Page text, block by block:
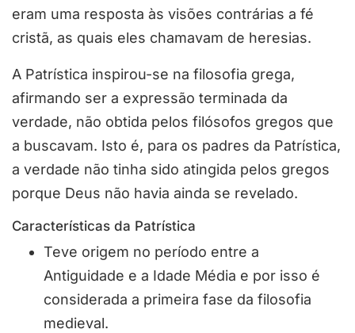
eram uma resposta às visões contrárias a fé
cristã, as quais eles chamavam de heresias.
A Patrística inspirou-se na filosofia grega,
afirmando ser a expressão terminada da
verdade, não obtida pelos filósofos gregos que
a buscavam. Isto é, para os padres da Patrística,
a verdade não tinha sido atingida pelos gregos
porque Deus não havia ainda se revelado.
Características da Patrística
Teve origem no período entre a
Antiguidade e a Idade Média e por isso é
considerada a primeira fase da filosofia
medieval.